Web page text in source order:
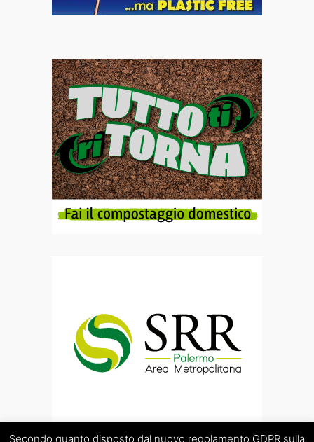
Secondo quanto disposto dal nuovo regolamento GDPR sulla